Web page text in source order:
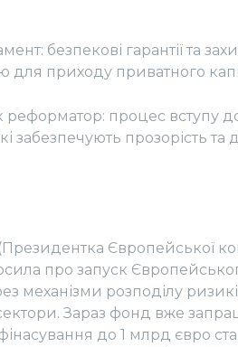
безпекові гарантії та
для приходу приватного
процес вступу
забезпечують прозорість та
Європейської
про запуск
механізми розподілу
сектори. Зараз фонд вже
до 1 млрд євро